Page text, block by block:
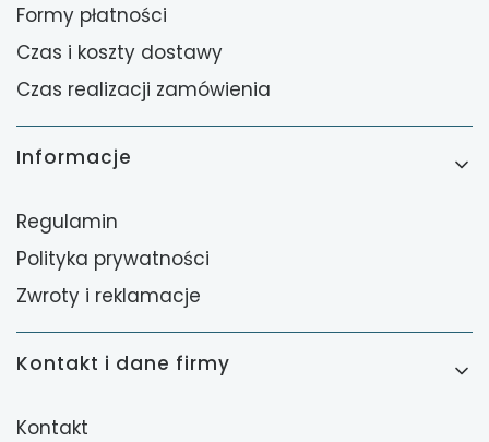
Formy płatności
Czas i koszty dostawy
Czas realizacji zamówienia
Informacje
Regulamin
Polityka prywatności
Zwroty i reklamacje
Kontakt i dane firmy
Kontakt